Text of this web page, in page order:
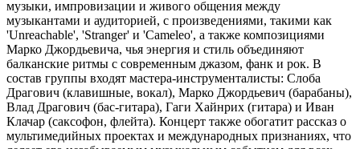
музыки, импровизации и живого общения между
музыкантами и аудиторией, с произведениями, такими как
'Unreachable', 'Stranger' и 'Cameleo', а также композициями
Марко Джордьевича, чья энергия и стиль объединяют
балканские ритмы с современным джазом, фанк и рок. В
состав группы входят мастера-инструменталисты: Слоба
Драгoвич (клавишные, вокал), Марко Джордьевич (барабаны),
Влад Драгoвич (бас-гитара), Гаги Хайнрих (гитара) и Иван
Клачар (саксофон, флейта). Концерт также обогатит рассказ о
мультимедийных проектах и международных признаниях, что